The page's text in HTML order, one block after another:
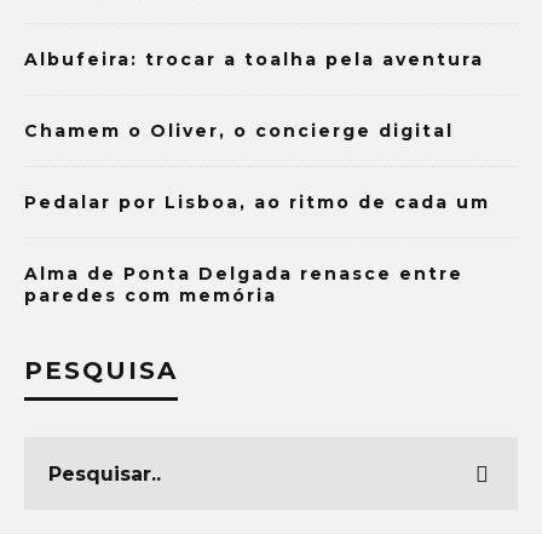
Albufeira: trocar a toalha pela aventura
Chamem o Oliver, o concierge digital
Pedalar por Lisboa, ao ritmo de cada um
Alma de Ponta Delgada renasce entre
paredes com memória
PESQUISA